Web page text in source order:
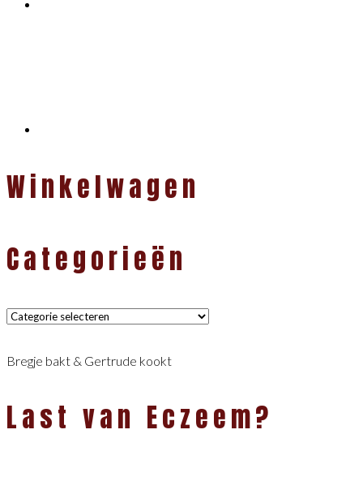
Winkelwagen
Categorieën
Categorieën
Bregje bakt & Gertrude kookt
Last van Eczeem?